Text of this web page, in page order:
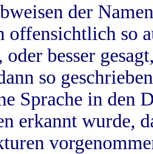
der
offensichtlich so
oder besser
so
Sprache in
erkannt wurde,